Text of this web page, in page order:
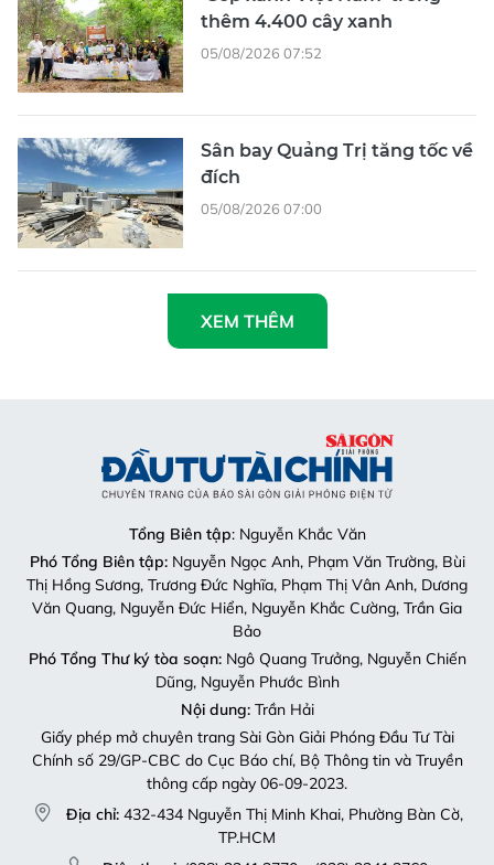
Tổng Biên tập : Nguyễn Khắc Văn
Nguyễn Ngọc Anh, Phạm Văn Trường, Bùi
Ngô Quang Trưởng, Nguyễn Chiến
Dũng, Nguyễn Phước Bình
Nội dung:Trần Hải
Chính số 29/GP-CBC do Cục Báo chí, Bộ Thông tin và Truyền
thông cấp ngày 06-09-2023.
Địa chỉ:432-434 Nguyễn Thị Minh Khai, Phường Bàn Cờ,
TP.HCM
Điện thoại:
(028) 2241.3770 – (028) 2241.3760
Fax:(028) 3844.0522
Email: toasoandttc@gmail.com
Liên hệ quảng cáo
Quảng cáo: Mai Trâm (0913 118 448)
Email: tram.sgdttc@gmail.com